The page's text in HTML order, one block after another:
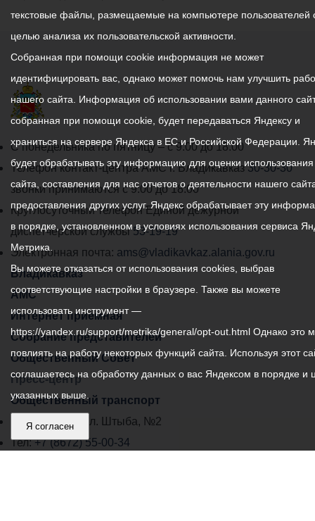
График
работы
администрации
местного
самоуправления
города
Владикавказ:
С понедельника по пятницу – с 9.00 до 18.00
Телефон контакт-центра АМС г. Владикавказ30-30-30
звонки принимаются с 9:00 до 18:00
Круглосуточный телефон Единой дежурной
диспетчерской службы53-19-19
Электронная почта: ams@vladikavkaz.alania.gov.ru
Владикавказ
АМС
Интернет приемная
Собрание представителей
Общественный Совет
Пресс-центр
Общественный транспорт
Владикавказ, пл. Штыба, №2
Тел:+7 (8672) 55-00-34
текстовые файлы, размещаемые на компьютере пользователей
целью анализа их пользовательской активности.
Собранная при помощи cookie информация не может
идентифицировать вас, однако может помочь нам улучшить
нашего сайта. Информация об использовании вами данного
собранная при помощи cookie, будет передаваться Яндексу и
храниться на сервере Яндекса в ЕС и Российской Федерации.
будет обрабатывать эту информацию для оценки
сайта, составления для нас отчетов о деятельности нашего
предоставления других услуг. Яндекс обрабатывает эту
в порядке, установленном в условиях использования сервиса
Метрика.
Вы можете отказаться от использования cookies, выбрав
соответствующие настройки в браузере. Также вы можете
использовать инструмент —
https://yandex.ru/support/metrika/general/opt-out.html Однако это
повлиять на работу некоторых функций сайта. Используя этот
соглашаетесь на обработку данных о вас Яндексом в порядке и
указанных выше.
Я согласен